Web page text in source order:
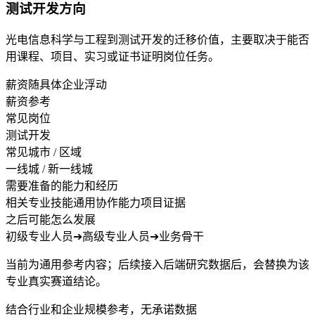
测试开发方向
光电信息科学与工程到测试开发的迁移价值，主要取决于能否
用课程、项目、实习或证书证明岗位任务。
薪资随具体企业浮动
薪资参考
常见岗位
测试开发
常见城市 / 区域
一线城 / 新一线城
需要准备的能力和经历
相关专业技能通用协作能力项目证据
之后可能怎么发展
初级专业人员➔高级专业人员➔业务骨干
当前为通用参考内容；后续接入后端研究数据后，会替换为该
专业真实赛道结论。
结合行业和企业规模参考，无承诺数据